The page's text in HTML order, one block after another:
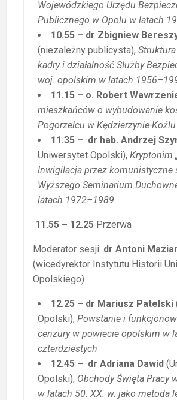
Wojewódzkiego Urzędu
Publicznego w Opolu w latach
10.55 – dr Zbigniew
(niezależny publicysta),
kadry i działalność Służby
woj. opolskim w latach
11.15 – o. Robert
mieszkańców o wybudowanie
Pogorzelcu w Kędzierzynie-
11.35 – dr hab. Andrzej
Uniwersytet Opolski), Kryptonim
Inwigilacja przez komunistyczne
Wyższego Seminarium
latach 1972–1989
11.55 – 12.25 Przerwa
Moderator sesji: dr Antoni
(wicedyrektor Instytutu Historii
Opolskiego)
12.25 – dr Mariusz Patelski
Opolski), Powstanie i
cenzury w powiecie opolskim w
czterdziestych
12.45 – dr Adriana Dawid
Opolski), Obchody Święta Pracy
w latach 50. XX. w. jako metoda